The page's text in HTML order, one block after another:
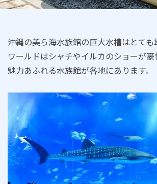
沖縄の美ら海水族館の巨大水槽はとて
ワールドはシャチやイルカのショーが
魅力あふれる水族館が各地にあります。